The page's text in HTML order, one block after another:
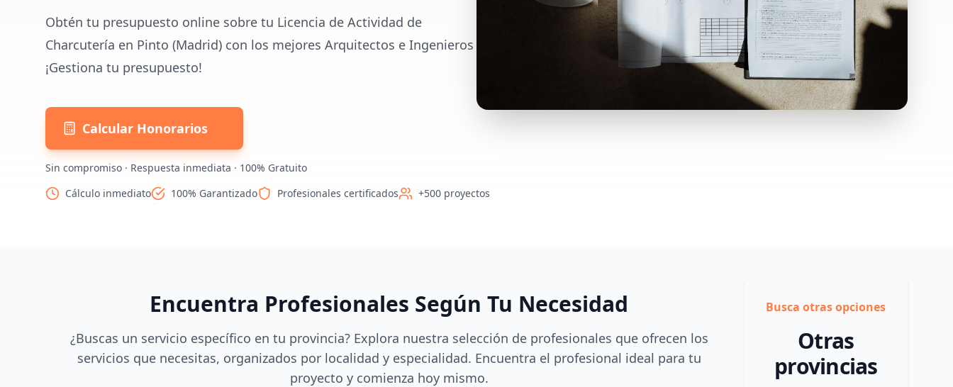
Obtén tu presupuesto online sobre tu Licencia de Actividad de
Charcutería en Pinto (Madrid) con los mejores Arquitectos e Ingenieros
¡Gestiona tu presupuesto!
Calcular Honorarios
Sin compromiso · Respuesta inmediata · 100% Gratuito
Cálculo inmediato
100% Garantizado Profesionales certificados +500 proyectos
Encuentra Profesionales Según Tu Necesidad
¿Buscas un servicio específico en tu provincia? Explora nuestra selección de profesionales que ofrecen los
servicios que necesitas, organizados por localidad y especialidad. Encuentra el profesional ideal para tu
proyecto y comienza hoy mismo.
Busca otras opciones
Otras
provincias